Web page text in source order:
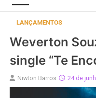
LANÇAMENTOS
Weverton
single “Te
Niwton Barros 24 de